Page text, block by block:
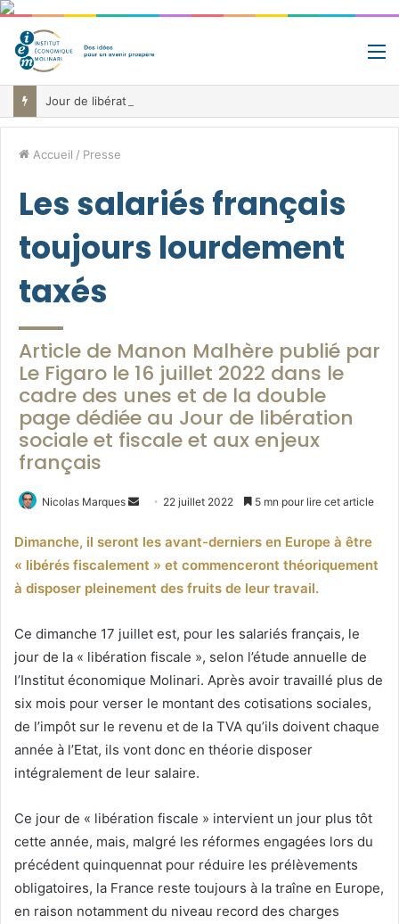
Accueil / Presse
Les salariés français
toujours lourdement
taxés
Article de Manon Malhère publié par
Le Figaro le 16 juillet 2022 dans le
cadre des unes et de la double
page dédiée au Jour de libération
sociale et fiscale et aux enjeux
français
Nicolas Marques
Envoyer
courriel
22 juillet 2022 5 mn pour lire cet article
Dimanche, il seront les avant-derniers en Europe à être
« libérés fiscalement » et commenceront théoriquement
à disposer pleinement des fruits de leur travail.
Ce dimanche 17 juillet est, pour les salariés français, le
jour de la « libération fiscale », selon l’étude annuelle de
l’Institut économique Molinari. Après avoir travaillé plus de
six mois pour verser le montant des cotisations sociales,
de l’impôt sur le revenu et de la TVA qu’ils doivent chaque
année à l’Etat, ils vont donc en théorie disposer
intégralement de leur salaire.
Ce jour de « libération fiscale » intervient un jour plus tôt
cette année, mais, malgré les réformes engagées lors du
précédent quinquennat pour réduire les prélèvements
obligatoires, la France reste toujours à la traîne en Europe,
en raison notamment du niveau record des charges